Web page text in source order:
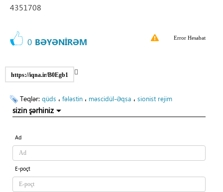
4351708
0 BƏYƏNİRƏM Error Hesabat
https://iqna.ir/B0Egb1
Teqlər: qüds ، fələstin ، məscidül-Əqsa ، sionist rejim
sizin şərhiniz
Ad
E-poçt